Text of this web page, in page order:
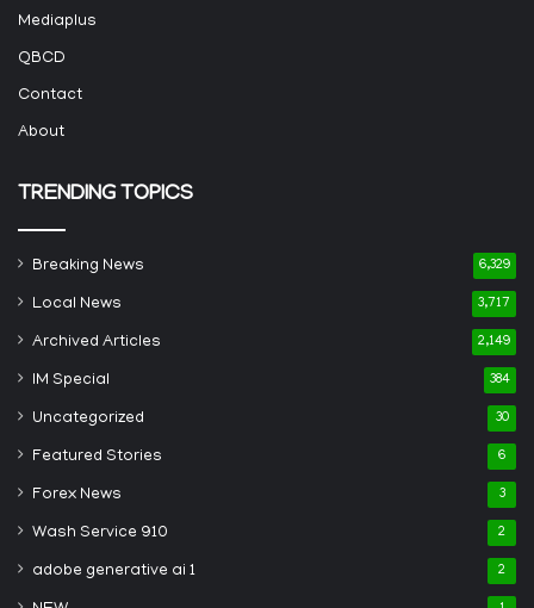
Mediaplus
QBCD
Contact
About
TRENDING TOPICS
Breaking News 6,329
Local News 3,717
Archived Articles 2,149
IM Special 384
Uncategorized 30
Featured Stories 6
Forex News 3
Wash Service 910 2
adobe generative ai 1 2